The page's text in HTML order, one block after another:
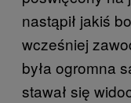
nastąpił jakiś
wcześniej
była ogromna
stawał się